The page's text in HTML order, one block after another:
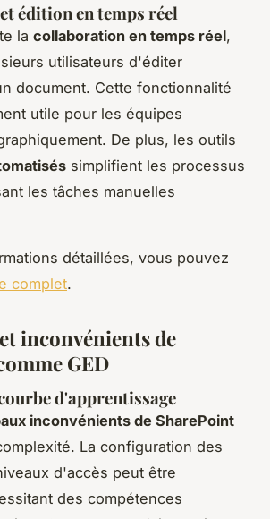
édition en temps réel
la collaboration en temps réel,
utilisateurs d'éditer
document. Cette fonctionnalité
utile pour les équipes
De plus, les outils
simplifient les processus
les tâches manuelles
détaillées, vous pouvez
complet.
inconvénients de
GED
d'apprentissage
inconvénients de SharePoint
La configuration des
d'accès peut être
des compétences